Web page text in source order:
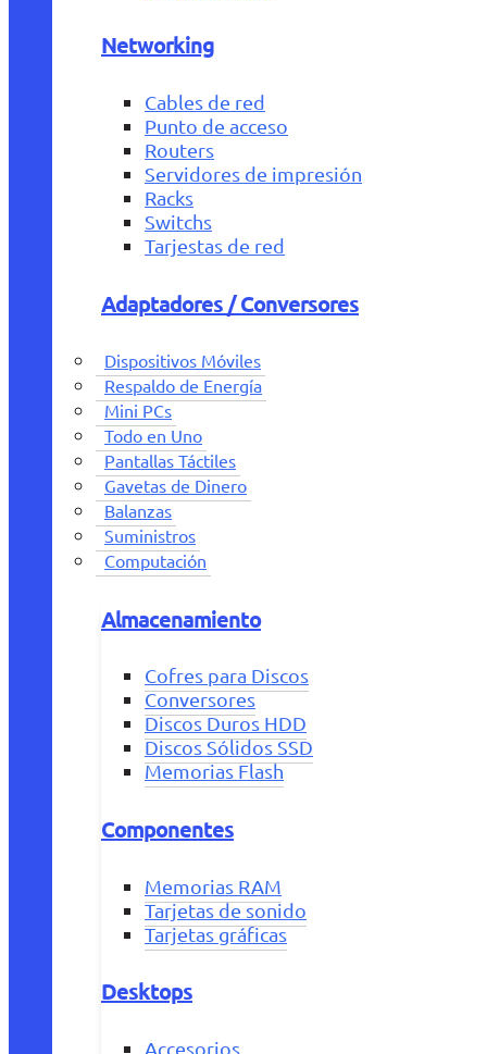
Networking
Cables de red
Punto de acceso
Routers
Servidores de impresión
Racks
Switchs
Tarjestas de red
Adaptadores / Conversores
Dispositivos Móviles
Respaldo de Energía
Mini PCs
Todo en Uno
Pantallas Táctiles
Gavetas de Dinero
Balanzas
Suministros
Computación
Almacenamiento
Cofres para Discos
Conversores
Discos Duros HDD
Discos Sólidos SSD
Memorias Flash
Componentes
Memorias RAM
Tarjetas de sonido
Tarjetas gráficas
Desktops
Accesorios